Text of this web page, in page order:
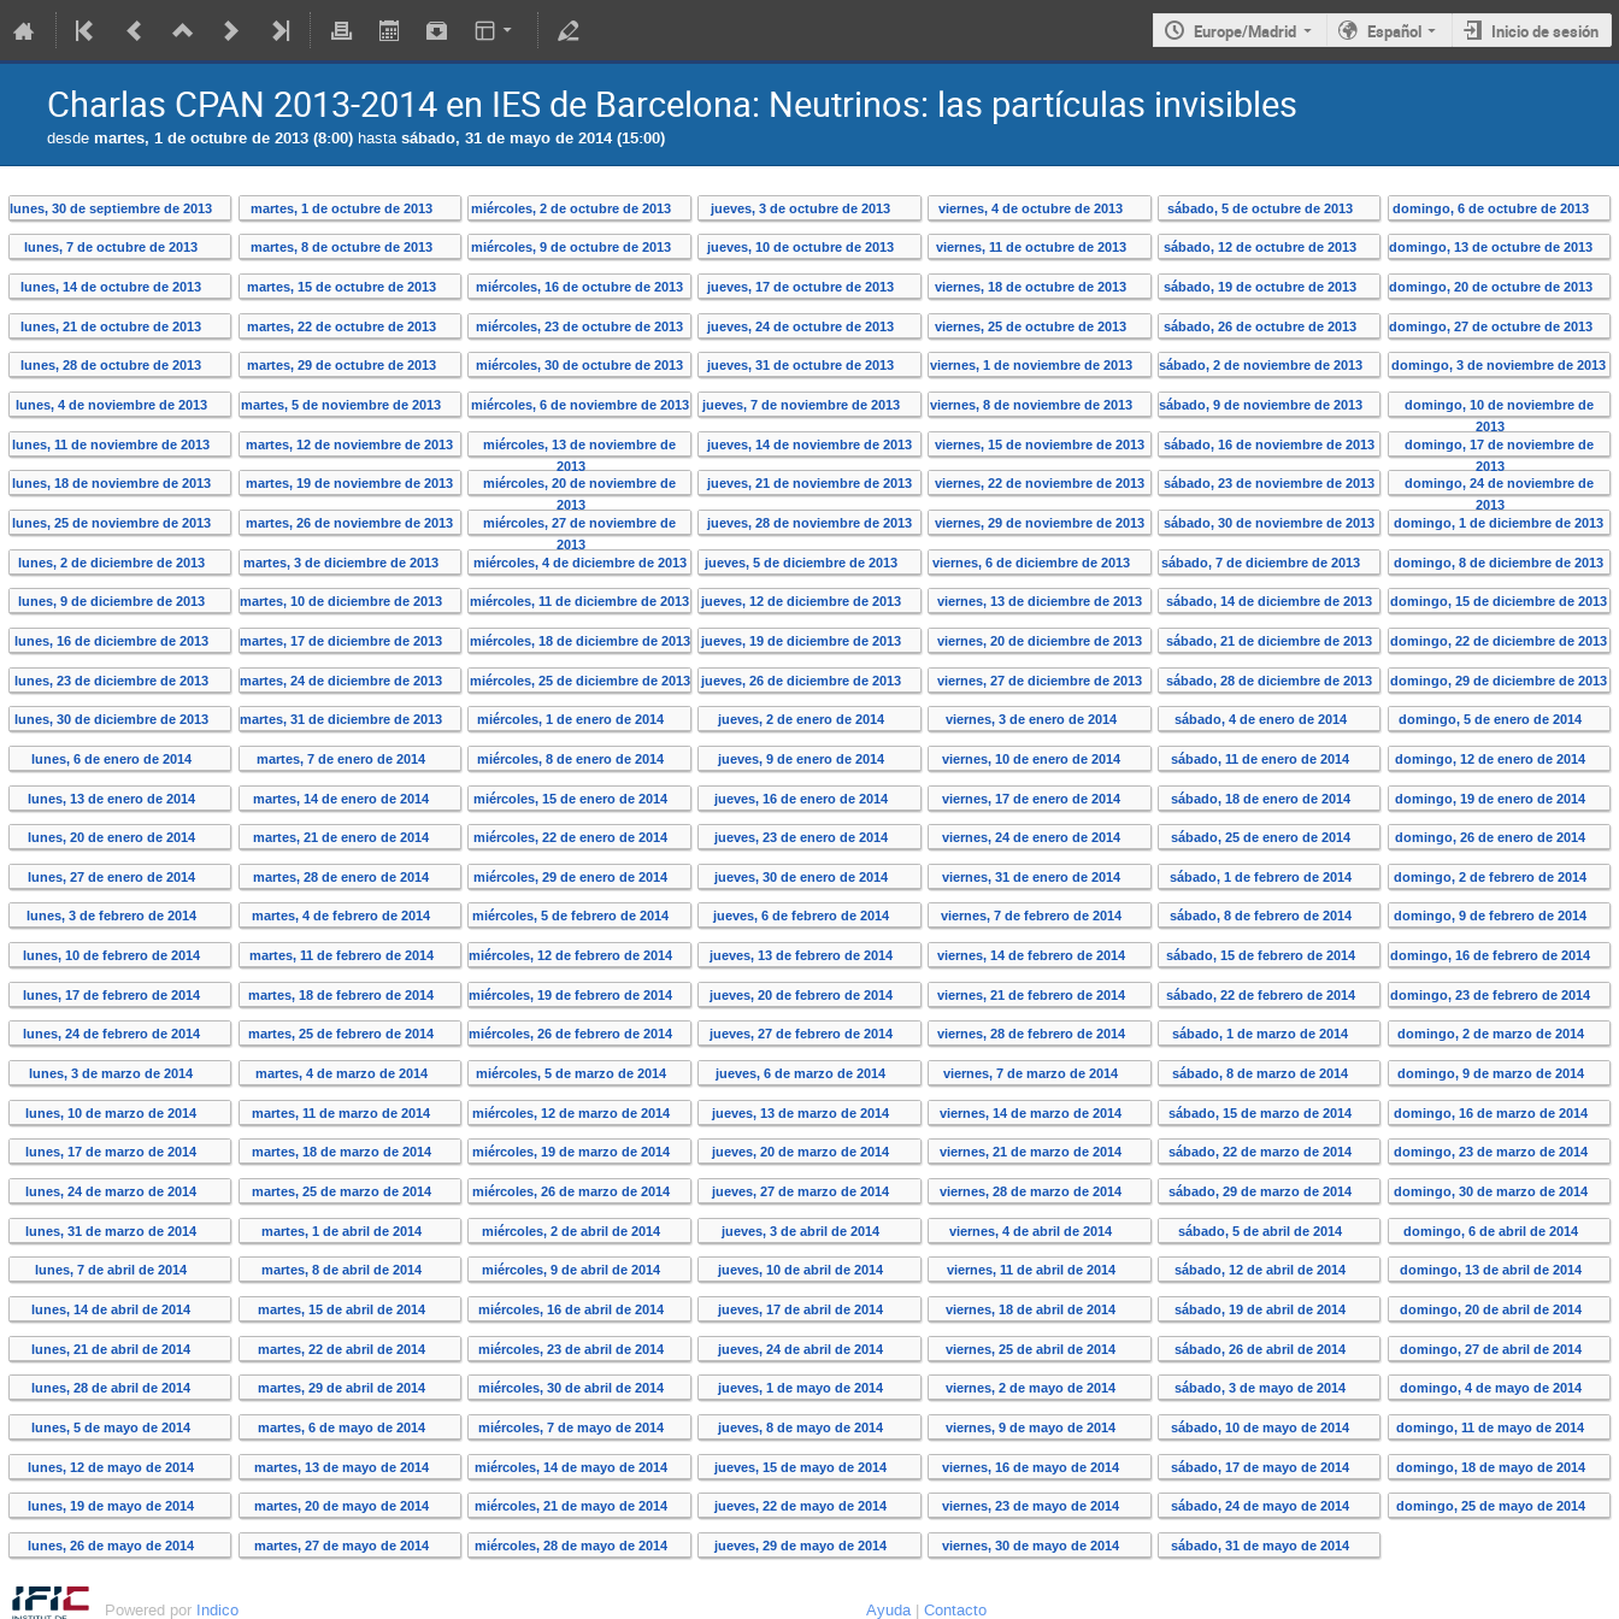
Europe/Madrid Español Inicio de sesión
Charlas CPAN 2013-2014 en IES de Barcelona: Neutrinos: las partículas invisibles
desde martes, 1 de octubre de 2013 (8:00) hastasábado, 31 de mayo de 2014 (15:00)
lunes, 30 de septiembre de 2013 martes, 1 de octubre de 2013 miércoles, 2 de octubre de 2013 jueves, 3 de octubre de 2013 viernes, 4 de octubre de 2013 sábado, 5 de octubre de 2013 domingo, 6 de octubre de 2013
lunes, 7 de octubre de 2013 martes, 8 de octubre de 2013 miércoles, 9 de octubre de 2013 jueves, 10 de octubre de 2013 viernes, 11 de octubre de 2013 sábado, 12 de octubre de 2013 domingo, 13 de octubre de 2013
lunes, 14 de octubre de 2013 martes, 15 de octubre de 2013 miércoles, 16 de octubre de 2013 jueves, 17 de octubre de 2013 viernes, 18 de octubre de 2013 sábado, 19 de octubre de 2013 domingo, 20 de octubre de 2013
lunes, 21 de octubre de 2013 martes, 22 de octubre de 2013 miércoles, 23 de octubre de 2013 jueves, 24 de octubre de 2013 viernes, 25 de octubre de 2013 sábado, 26 de octubre de 2013 domingo, 27 de octubre de 2013
lunes, 28 de octubre de 2013 martes, 29 de octubre de 2013 miércoles, 30 de octubre de 2013 jueves, 31 de octubre de 2013 viernes, 1 de noviembre de 2013 sábado, 2 de noviembre de 2013 domingo, 3 de noviembre de 2013
lunes, 4 de noviembre de 2013 martes, 5 de noviembre de 2013 miércoles, 6 de noviembre de 2013 jueves, 7 de noviembre de 2013 viernes, 8 de noviembre de 2013 sábado, 9 de noviembre de 2013
domingo, 10 de noviembre de
2013
lunes, 11 de noviembre de 2013
martes, 12 de noviembre de 2013
miércoles, 13 de noviembre de
2013
jueves, 14 de noviembre de 2013 viernes, 15 de noviembre de 2013 sábado, 16 de noviembre de 2013
domingo, 17 de noviembre de
2013
lunes, 18 de noviembre de 2013
martes, 19 de noviembre de 2013
miércoles, 20 de noviembre de
2013
jueves, 21 de noviembre de 2013 viernes, 22 de noviembre de 2013 sábado, 23 de noviembre de 2013
domingo, 24 de noviembre de
2013
lunes, 25 de noviembre de 2013
martes, 26 de noviembre de 2013
miércoles, 27 de noviembre de
2013
jueves, 28 de noviembre de 2013 viernes, 29 de noviembre de 2013 sábado, 30 de noviembre de 2013 domingo, 1 de diciembre de 2013
lunes, 2 de diciembre de 2013 martes, 3 de diciembre de 2013 miércoles, 4 de diciembre de 2013 jueves, 5 de diciembre de 2013 viernes, 6 de diciembre de 2013 sábado, 7 de diciembre de 2013 domingo, 8 de diciembre de 2013
lunes, 9 de diciembre de 2013 martes, 10 de diciembre de 2013 miércoles, 11 de diciembre de 2013 jueves, 12 de diciembre de 2013 viernes, 13 de diciembre de 2013 sábado, 14 de diciembre de 2013 domingo, 15 de diciembre de 2013
lunes, 16 de diciembre de 2013 martes, 17 de diciembre de 2013 miércoles, 18 de diciembre de 2013 jueves, 19 de diciembre de 2013 viernes, 20 de diciembre de 2013 sábado, 21 de diciembre de 2013 domingo, 22 de diciembre de 2013
lunes, 23 de diciembre de 2013 martes, 24 de diciembre de 2013 miércoles, 25 de diciembre de 2013 jueves, 26 de diciembre de 2013 viernes, 27 de diciembre de 2013 sábado, 28 de diciembre de 2013 domingo, 29 de diciembre de 2013
lunes, 30 de diciembre de 2013 martes, 31 de diciembre de 2013 miércoles, 1 de enero de 2014 jueves, 2 de enero de 2014 viernes, 3 de enero de 2014 sábado, 4 de enero de 2014 domingo, 5 de enero de 2014
lunes, 6 de enero de 2014 martes, 7 de enero de 2014 miércoles, 8 de enero de 2014 jueves, 9 de enero de 2014 viernes, 10 de enero de 2014 sábado, 11 de enero de 2014 domingo, 12 de enero de 2014
lunes, 13 de enero de 2014 martes, 14 de enero de 2014 miércoles, 15 de enero de 2014 jueves, 16 de enero de 2014 viernes, 17 de enero de 2014 sábado, 18 de enero de 2014 domingo, 19 de enero de 2014
lunes, 20 de enero de 2014 martes, 21 de enero de 2014 miércoles, 22 de enero de 2014 jueves, 23 de enero de 2014 viernes, 24 de enero de 2014 sábado, 25 de enero de 2014 domingo, 26 de enero de 2014
lunes, 27 de enero de 2014 martes, 28 de enero de 2014 miércoles, 29 de enero de 2014 jueves, 30 de enero de 2014 viernes, 31 de enero de 2014 sábado, 1 de febrero de 2014 domingo, 2 de febrero de 2014
lunes, 3 de febrero de 2014 martes, 4 de febrero de 2014 miércoles, 5 de febrero de 2014 jueves, 6 de febrero de 2014 viernes, 7 de febrero de 2014 sábado, 8 de febrero de 2014 domingo, 9 de febrero de 2014
lunes, 10 de febrero de 2014 martes, 11 de febrero de 2014 miércoles, 12 de febrero de 2014 jueves, 13 de febrero de 2014 viernes, 14 de febrero de 2014 sábado, 15 de febrero de 2014 domingo, 16 de febrero de 2014
lunes, 17 de febrero de 2014 martes, 18 de febrero de 2014 miércoles, 19 de febrero de 2014 jueves, 20 de febrero de 2014 viernes, 21 de febrero de 2014 sábado, 22 de febrero de 2014 domingo, 23 de febrero de 2014
lunes, 24 de febrero de 2014 martes, 25 de febrero de 2014 miércoles, 26 de febrero de 2014 jueves, 27 de febrero de 2014 viernes, 28 de febrero de 2014 sábado, 1 de marzo de 2014 domingo, 2 de marzo de 2014
lunes, 3 de marzo de 2014 martes, 4 de marzo de 2014 miércoles, 5 de marzo de 2014 jueves, 6 de marzo de 2014 viernes, 7 de marzo de 2014 sábado, 8 de marzo de 2014 domingo, 9 de marzo de 2014
lunes, 10 de marzo de 2014 martes, 11 de marzo de 2014 miércoles, 12 de marzo de 2014 jueves, 13 de marzo de 2014 viernes, 14 de marzo de 2014 sábado, 15 de marzo de 2014 domingo, 16 de marzo de 2014
lunes, 17 de marzo de 2014 martes, 18 de marzo de 2014 miércoles, 19 de marzo de 2014 jueves, 20 de marzo de 2014 viernes, 21 de marzo de 2014 sábado, 22 de marzo de 2014 domingo, 23 de marzo de 2014
lunes, 24 de marzo de 2014 martes, 25 de marzo de 2014 miércoles, 26 de marzo de 2014 jueves, 27 de marzo de 2014 viernes, 28 de marzo de 2014 sábado, 29 de marzo de 2014 domingo, 30 de marzo de 2014
lunes, 31 de marzo de 2014 martes, 1 de abril de 2014 miércoles, 2 de abril de 2014 jueves, 3 de abril de 2014 viernes, 4 de abril de 2014 sábado, 5 de abril de 2014 domingo, 6 de abril de 2014
lunes, 7 de abril de 2014 martes, 8 de abril de 2014 miércoles, 9 de abril de 2014 jueves, 10 de abril de 2014 viernes, 11 de abril de 2014 sábado, 12 de abril de 2014 domingo, 13 de abril de 2014
lunes, 14 de abril de 2014 martes, 15 de abril de 2014 miércoles, 16 de abril de 2014 jueves, 17 de abril de 2014 viernes, 18 de abril de 2014 sábado, 19 de abril de 2014 domingo, 20 de abril de 2014
lunes, 21 de abril de 2014 martes, 22 de abril de 2014 miércoles, 23 de abril de 2014 jueves, 24 de abril de 2014 viernes, 25 de abril de 2014 sábado, 26 de abril de 2014 domingo, 27 de abril de 2014
lunes, 28 de abril de 2014 martes, 29 de abril de 2014 miércoles, 30 de abril de 2014 jueves, 1 de mayo de 2014 viernes, 2 de mayo de 2014 sábado, 3 de mayo de 2014 domingo, 4 de mayo de 2014
lunes, 5 de mayo de 2014 martes, 6 de mayo de 2014 miércoles, 7 de mayo de 2014 jueves, 8 de mayo de 2014 viernes, 9 de mayo de 2014 sábado, 10 de mayo de 2014 domingo, 11 de mayo de 2014
lunes, 12 de mayo de 2014 martes, 13 de mayo de 2014 miércoles, 14 de mayo de 2014 jueves, 15 de mayo de 2014 viernes, 16 de mayo de 2014 sábado, 17 de mayo de 2014 domingo, 18 de mayo de 2014
lunes, 19 de mayo de 2014 martes, 20 de mayo de 2014 miércoles, 21 de mayo de 2014 jueves, 22 de mayo de 2014 viernes, 23 de mayo de 2014 sábado, 24 de mayo de 2014 domingo, 25 de mayo de 2014
lunes, 26 de mayo de 2014 martes, 27 de mayo de 2014 miércoles, 28 de mayo de 2014 jueves, 29 de mayo de 2014 viernes, 30 de mayo de 2014 sábado, 31 de mayo de 2014
Powered por Indico Ayuda Contacto